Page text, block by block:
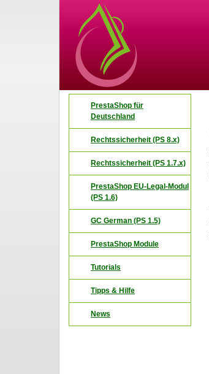
PrestaShop für
Deutschland
Rechtssicherheit (PS 8.x)
Rechtssicherheit (PS 1.7.x)
PrestaShop EU-Legal-Modul
(PS 1.6)
GC German (PS 1.5)
PrestaShop Module
Tutorials
Tipps & Hilfe
News